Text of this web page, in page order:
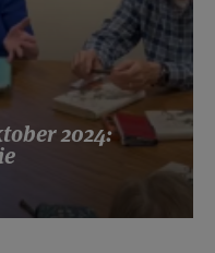
2024: